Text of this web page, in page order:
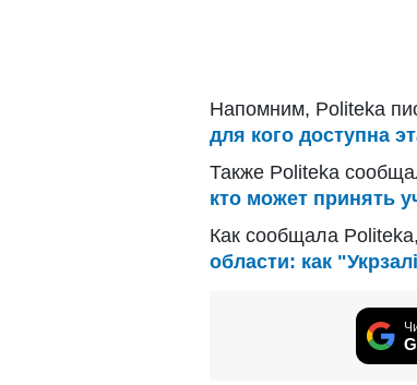
Напомним, Politeka
для кого доступна
Также Politeka
кто может принять
Как сообщала Politeka,
области: как